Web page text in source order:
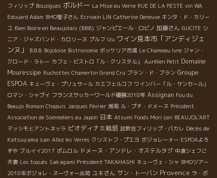
フィリップ Bouzigues ボルドー La Mise au Verre RUE DE LA PESTE vin WA
Edouard Adam BMO聖子さん Ecrivain LIN Catherine Deneuve キンタ・ド・カリー
ユ Bien Boire en Beaujolais (BBB) ジャンピエール・ロビノ 加藤さん GUCITE シ
ニア・ジャズバンド・カロリーヌ プルフ Izu ワイン見本市「アンディジェ
ンヌ」
B.B.B. Bojoloise Bistronomie ボッケリア市場 Le Chameau Ivre ジャン・
クロード・ラトー カフェ・ビストロ「ル・クリスタル」 Aurélien Petit Domaine
Mouressipe Ruchottes Chamertin Grand Cru ブラン・ド・ブラン Groupe
ESPOA キューヴェ・プリュサール カエフェルコフ ワインバー「ル・サンセール」
ロマン・シャプイ フランスサッカーワールド優勝2018年 Assignan Fou du
Beaujo Romain Chapuis Jacques Février 湘南 ル・プチ・ドメーヌ Président
Association de Sommeliers au Japon 日本 Atsumi Foods Mori san BEAUJOL'ART
マッシモとアントネッラ ビオディナミ栽培 試飲会フィリップ・パカレ Décès de
Katsuyama san Allez les Verres クリストフ・プエヨ ボジョレーォー ESPOAよろ
ずや ブルイイ2017 ポムロル ドメーヌ・アンドレ・オステルタグ 中湊シェフご
夫妻 Les toqués Sakagami Président TAKAHASHI キューヴェ・シャ BMOツアー
2018年ボジョレ・ヌーヴォー出荷 ユキさん サン・トーバン Provence ラ・ボ